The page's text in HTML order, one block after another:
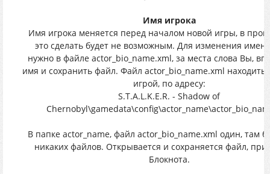
Имя игрока
Имя игрока меняется перед началом новой игры, в
это сделать будет не возможным. Для изменения
нужно в файле actor_bio_name.xml, за места слова Вы,
имя и сохранить файл. Файл actor_bio_name.xml
игрой, по адресу:
S.T.A.L.K.E.R. - Shadow of
В папке actor_name, файл actor_bio_name.xml один, там
никаких файлов. Открывается и сохраняется файл,
Блокнота.